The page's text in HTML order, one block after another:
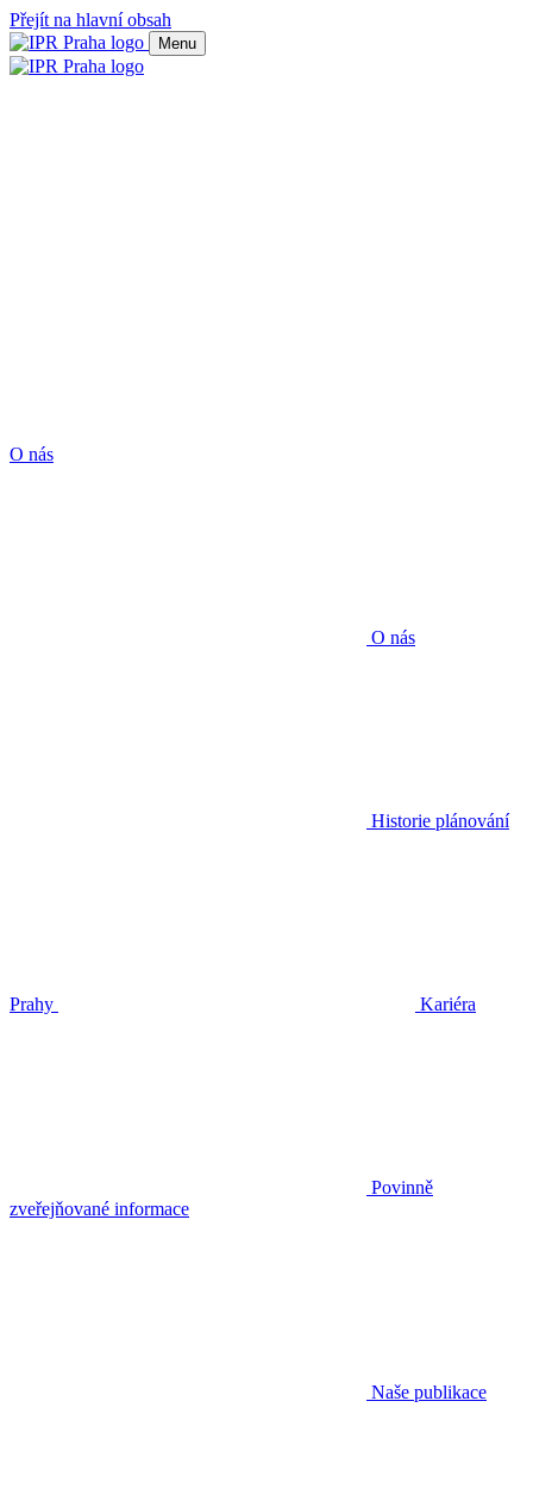
Přejít na hlavní obsah
Menu
O nás
O nás
Historie plánování
Prahy Kariéra
Povinně
zveřejňované informace
Naše publikace